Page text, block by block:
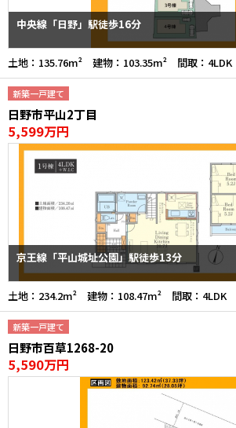
中央線「日野」駅徒歩16分
土地：135.76m² 建物：103.35m² 間取：4LDK
新築一戸建て
日野市平山2丁目
5,599万円
京王線「平山城址公園」駅徒歩13分
土地：234.2m² 建物：108.47m² 間取：4LDK
新築一戸建て
日野市百草1268-20
5,590万円